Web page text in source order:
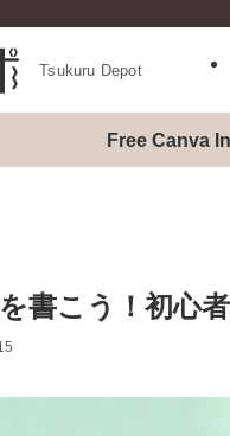
Tsukuru Depot
Free Canva
書こう！初心